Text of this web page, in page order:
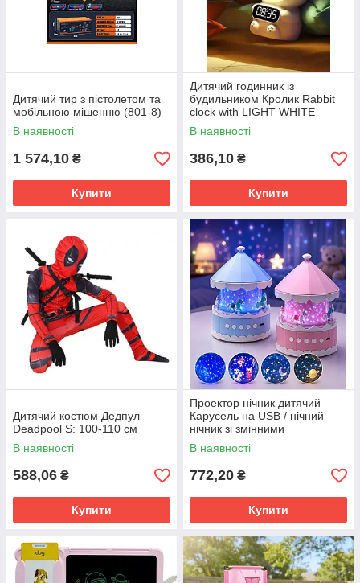
Дитячий тир з пістолетом та
мобільною мішенню (801-8)
В наявності
1 574,10 ₴
Купити
Дитячий годинник із
будильником Кролик Rabbit
clock with LIGHT WHITE
В наявності
386,10 ₴
Купити
Дитячий костюм Дедпул
Deadpool S: 100-110 см
В наявності
588,06 ₴
Купити
Проектор нічник дитячий
Карусель на USB / нічний
нічник зі змінними
картинками 21 слайд / LED
світильник з пультом
В наявності
772,20 ₴
Купити